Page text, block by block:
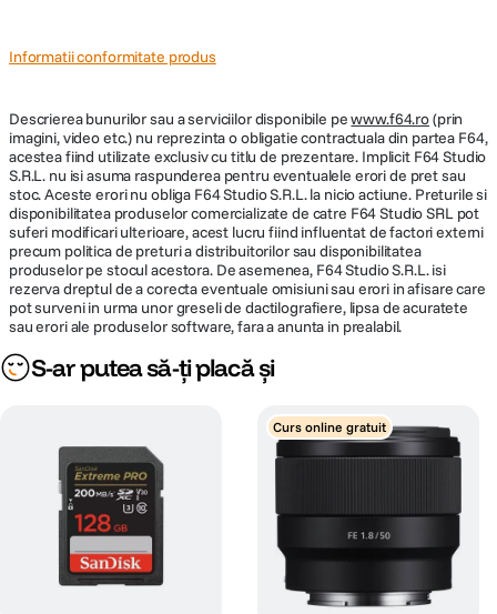
sau cu efect „bokeh”.
Performante optice rafinate
Elementele asferice ale obiectivului reduc la minimum distorsiunile, in
timp ce elementele din sticla ED (cu dispersie foarte redusa) asigura un
nivel superior de contrast, rezolutie si fidelitate a culorilor.
Informatii conformitate produs
Descrierea bunurilor sau a serviciilor disponibile pewww.f64.ro(prin
imagini, video etc.) nu reprezinta o obligatie contractuala din partea F64,
acestea fiind utilizate exclusiv cu titlu de prezentare. Implicit F64 Studio
S.R.L. nu isi asuma raspunderea pentru eventualele erori de pret sau
stoc. Aceste erori nu obliga F64 Studio S.R.L. la nicio actiune. Preturile si
disponibilitatea produselor comercializate de catre F64 Studio SRL pot
suferi modificari ulterioare, acest lucru fiind influentat de factori externi
precum politica de preturi a distribuitorilor sau disponibilitatea
produselor pe stocul acestora. De asemenea, F64 Studio S.R.L. isi
rezerva dreptul de a corecta eventuale omisiuni sau erori in afisare care
pot surveni in urma unor greseli de dactilografiere, lipsa de acuratete
sau erori ale produselor software, fara a anunta in prealabil.
S-ar putea să-ți placă și
Curs online gratuit